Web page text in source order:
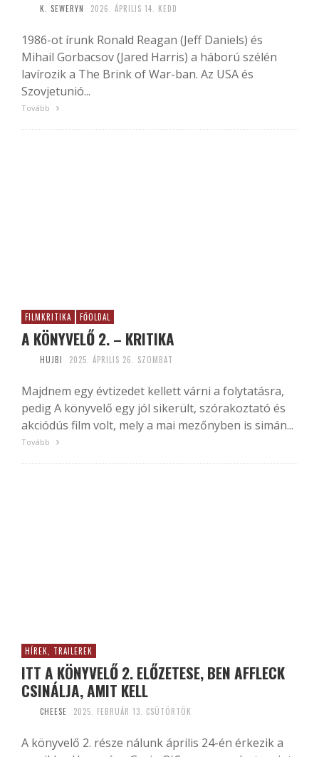
K. SEWERYN 2026. ÁPRILIS 14. KEDD
1986-ot írunk Ronald Reagan (Jeff Daniels) és
Mihail Gorbacsov (Jared Harris) a háború szélén
lavírozik a The Brink of War-ban. Az USA és
Szovjetunió...
Tovább
FILMKRITIKA FŐOLDAL
A KÖNYVELŐ 2. – KRITIKA
HUJBI 2025. ÁPRILIS 26. SZOMBAT
Majdnem egy évtizedet kellett várni a folytatásra,
pedig A könyvelő egy jól sikerült, szórakoztató és
akciódús film volt, mely a mai mezőnyben is simán...
Tovább
HÍREK, TRAILEREK
ITT A KÖNYVELŐ 2. ELŐZETESE, BEN AFFLECK
CSINÁLJA, AMIT KELL
CHEESE 2025. FEBRUÁR 13. CSÜTÖRTÖK
A könyvelő 2. része nálunk április 24-én érkezik a